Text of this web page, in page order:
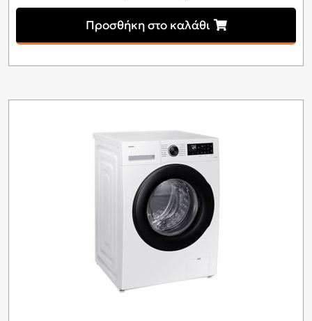
price
was:
τρέχουσα
τιμή
Προσθήκη στο καλάθι